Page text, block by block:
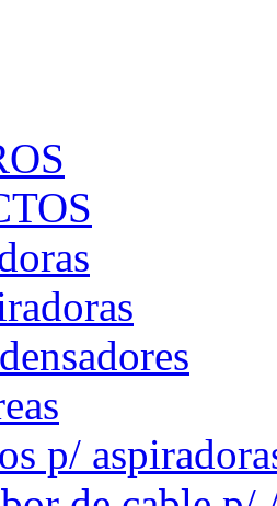
p/